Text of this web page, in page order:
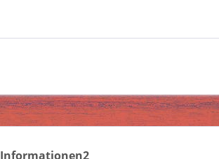
Informationen2